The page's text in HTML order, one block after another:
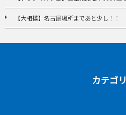
【大相撲】名古屋場所まであと少し！！
カテゴリ